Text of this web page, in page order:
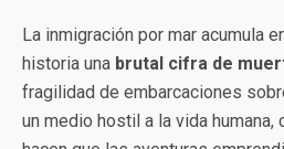
La inmigración por mar acumula
historia una brutal cifra de
fragilidad de embarcaciones
un medio hostil a la vida humana,